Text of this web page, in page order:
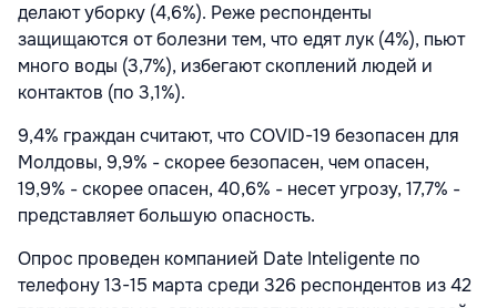
делают уборку (4,6%). Реже респонденты
защищаются от болезни тем, что едят лук (4%), пьют
много воды (3,7%), избегают скоплений людей и
контактов (по 3,1%).
9,4% граждан считают, что COVID-19 безопасен для
Молдовы, 9,9% - скорее безопасен, чем опасен,
19,9% - скорее опасен, 40,6% - несет угрозу, 17,7% -
представляет большую опасность.
Опрос проведен компанией Date Inteligente по
телефону 13-15 марта среди 326 респондентов из 42